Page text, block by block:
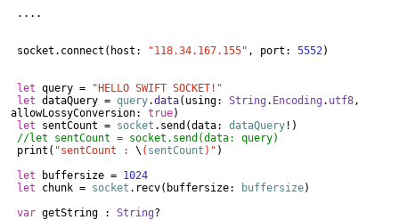
....
socket.connect(host: "118.34.167.155" , port: 5552)
let query =
"HELLO SWIFT SOCKET!"
let dataQuery = query.data(using: String . Encoding . utf8,
allowLossyConversion: true)
let sentCount = socket .send(data: dataQuery !)
//let sentCount = socket.send(data: query)
print( "sentCount : \ ( sentCount )" )
let buffersize = 1024
let chunk = socket .recv(buffersize: buffersize)
var getString : String?